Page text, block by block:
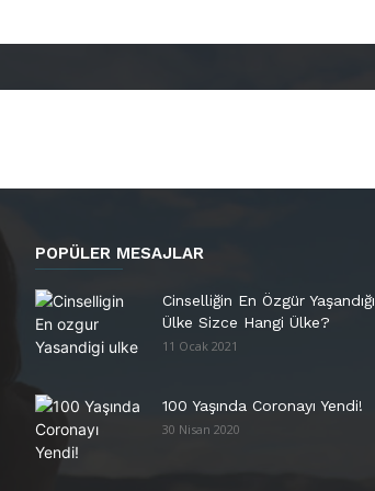
POPÜLER MESAJLAR
Cinselliğin En Özgür Yaşandığı
Ülke Sizce Hangi Ülke?
11 Ocak 2021
100 Yaşında Coronayı Yendi!
30 Nisan 2020